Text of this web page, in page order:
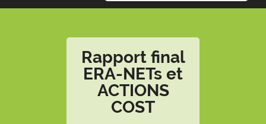
Rapport final
ERA-NETs et
ACTIONS
COST